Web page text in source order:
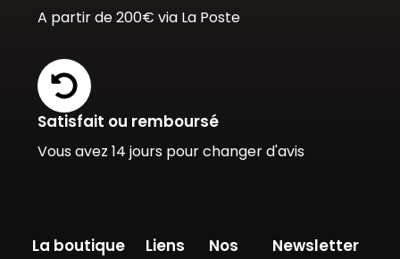
A partir de 200€ via La Poste
Satisfait ou remboursé
Vous avez 14 jours pour changer d'avis
La boutique Liens
Nos
Newsletter